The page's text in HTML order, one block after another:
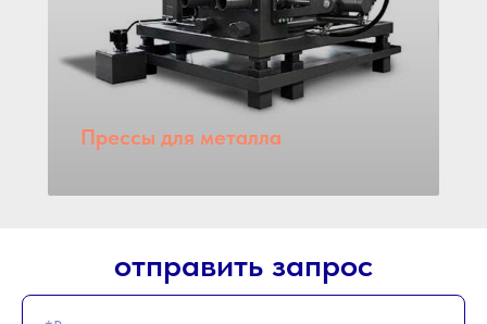
Прессы для металла
отправить запрос